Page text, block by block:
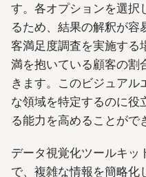
す。各オプションを選択
るため、結果の解釈が容
客満足度調査を実施する
満を抱いている顧客の割
きます。このビジュアル
な領域を特定するのに役
る能力を高めることがで
データ視覚化ツールキッ
で、複雑な情報を簡略化